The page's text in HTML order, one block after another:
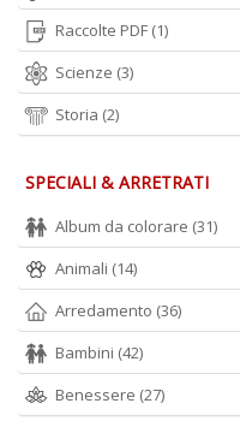
Raccolte PDF (1)
Scienze (3)
Storia (2)
SPECIALI & ARRETRATI
Album da colorare (31)
Animali (14)
Arredamento (36)
Bambini (42)
Benessere (27)